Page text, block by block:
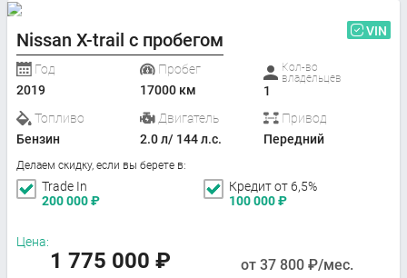
Nissan X-trail с пробегом VIN
Год
2019
Пробег
17000 км
Кол-во
владельцев
1
Топливо
Бензин
Двигатель
2.0 л/ 144 л.с.
Привод
Передний
Делаем скидку, если вы берете в:
Trade In
200 000₽
Кредит от 6,5%
100 000₽
Цена:
1 775 000 ₽ от 37 800 ₽/мес.